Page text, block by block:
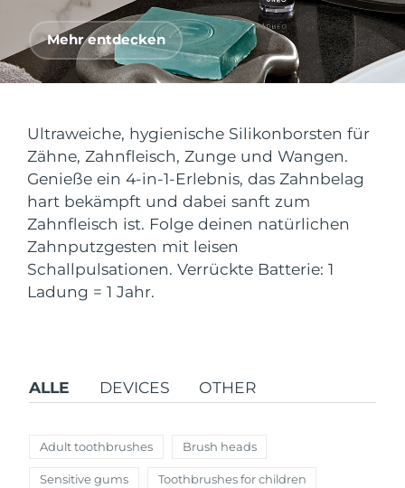
Mehr entdecken
Ultraweiche, hygienische Silikonborsten für
Zähne, Zahnfleisch, Zunge und Wangen.
Genieße ein 4-in-1-Erlebnis, das Zahnbelag
hart bekämpft und dabei sanft zum
Zahnfleisch ist. Folge deinen natürlichen
Zahnputzgesten mit leisen
Schallpulsationen. Verrückte Batterie: 1
Ladung = 1 Jahr.
ALLE DEVICES OTHER
Adult toothbrushes Brush heads
Sensitive gums Toothbrushes for children
Meine Adressen
Meine Abonnements
issa™ Teeth Whitening Set
FAQ™ Dual LED Panel
BELIEBT
Türkçe
简体中文 繁體中文
Versandland
Vereinigte Staaten Erwartete Lieferung8/12/26
Vereinigtes
Königreich
Erwartete Lieferung 8/11/26
Spanien Erwartete Lieferung
Australien